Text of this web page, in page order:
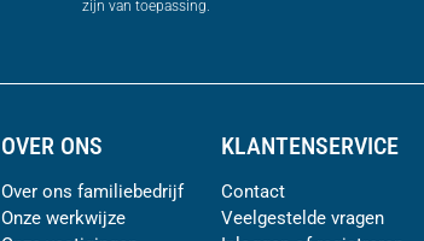
zijn van toepassing.
OVER ONS
Over ons familiebedrijf
Onze werkwijze
KLANTENSERVICE
Contact
Veelgestelde vragen